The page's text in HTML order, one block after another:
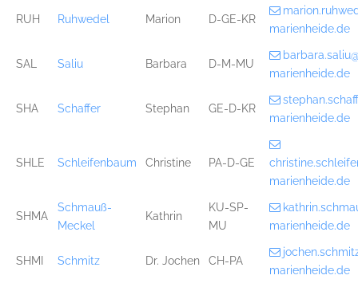
RUH Ruhwedel Marion D-GE-KR
marienheide.de
SAL Saliu Barbara D-M-MU
marienheide.de
SHA Schaffer Stephan GE-D-KR
marienheide.de
SHLE Schleifenbaum Christine PA-D-GE
marienheide.de
SHMA
Schmauß-
Meckel
Kathrin
KU-SP-
MU
marienheide.de
SHMI Schmitz Dr. Jochen CH-PA
marienheide.de